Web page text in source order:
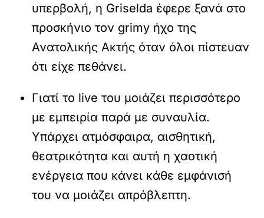
υπερβολή, η Griselda έφερε ξανά στο
προσκήνιο τον grimy ήχο της
Ανατολικής Ακτής όταν όλοι πίστευαν
ότι είχε πεθάνει.
Γιατί το live του μοιάζει περισσότερο
με εμπειρία παρά με συναυλία.
Υπάρχει ατμόσφαιρα, αισθητική,
θεατρικότητα και αυτή η χαοτική
ενέργεια που κάνει κάθε εμφάνισή
του να μοιάζει απρόβλεπτη.